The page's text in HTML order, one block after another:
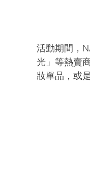
活動期間，
光」等熱賣
妝單品，或